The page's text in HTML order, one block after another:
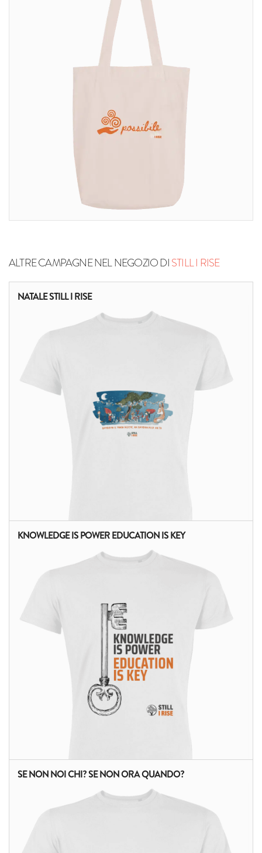
ALTRE CAMPAGNE NEL NEGOZIO DISTILL I RISE
NATALE STILL I RISE
KNOWLEDGE IS POWER EDUCATION IS KEY
SE NON NOI CHI? SE NON ORA QUANDO?